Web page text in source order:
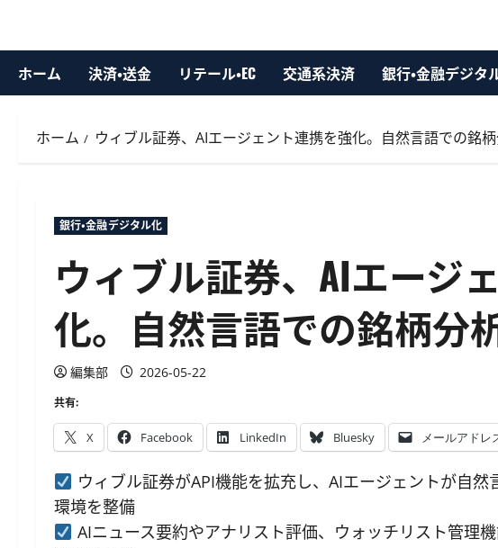
ホーム 決済・送金 リテール・EC 交通系決済 銀行・金融デジタ
ホーム ウィブル証券、AIエージェント連携を強化。自然言語での銘
銀行・金融デジタル化
ウィブル証券、AIエージ
化。自然言語での銘柄分
編集部 2026-05-22
共有:
X Facebook LinkedIn Bluesky メールアドレ
ウィブル証券がAPI機能を拡充し、AIエージェントが自然
環境を整備
AIニュース要約やアナリスト評価、ウォッチリスト管理